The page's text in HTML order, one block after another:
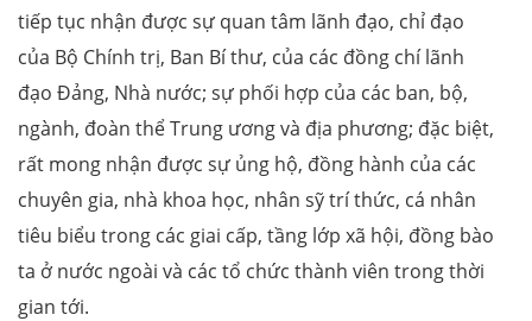
tiếp tục nhận được sự quan tâm lãnh đạo, chỉ đạo
của Bộ Chính trị, Ban Bí thư, của các đồng chí lãnh
đạo Đảng, Nhà nước; sự phối hợp của các ban, bộ,
ngành, đoàn thể Trung ương và địa phương; đặc biệt,
rất mong nhận được sự ủng hộ, đồng hành của các
chuyên gia, nhà khoa học, nhân sỹ trí thức, cá nhân
tiêu biểu trong các giai cấp, tầng lớp xã hội, đồng bào
ta ở nước ngoài và các tổ chức thành viên trong thời
gian tới.